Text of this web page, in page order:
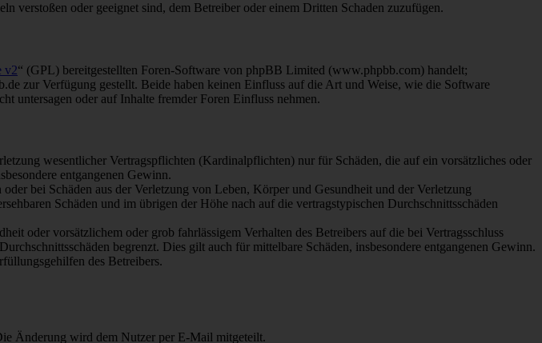
verstoßen oder geeignet sind, dem Betreiber oder einem Dritten Schaden zuzufügen.
v2“ (GPL) bereitgestellten Foren-Software von phpBB Limited (www.phpbb.com) handelt;
zur Verfügung gestellt. Beide haben keinen Einfluss auf die Art und Weise, wie die Software
untersagen oder auf Inhalte fremder Foren Einfluss nehmen.
wesentlicher Vertragspflichten (Kardinalpflichten) nur für Schäden, die auf ein vorsätzliches oder
entgangenen Gewinn.
bei Schäden aus der Verletzung von Leben, Körper und Gesundheit und der Verletzung
Schäden und im übrigen der Höhe nach auf die vertragstypischen Durchschnittsschäden
oder vorsätzlichem oder grob fahrlässigem Verhalten des Betreibers auf die bei Vertragsschluss
begrenzt. Dies gilt auch für mittelbare Schäden, insbesondere entgangenen Gewinn.
des Betreibers.
Änderung wird dem Nutzer per E-Mail mitgeteilt.